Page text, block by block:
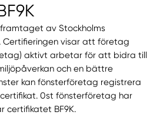
av Stockholms
Certifieringen visar att företag
aktivt arbetar för att bidra till
och en bättre
kan fönsterföretag registrera
0st fönsterföretag har
certifikatet BF9K.